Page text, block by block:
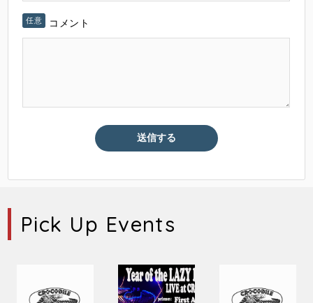
コメント
Pick Up Events